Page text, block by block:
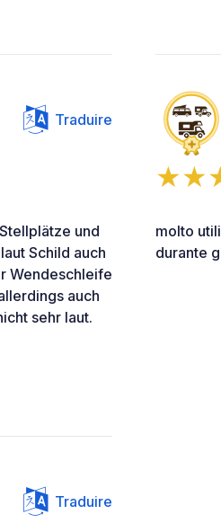
Traduire
und
Schild auch
Wendeschleife
auch
sehr laut.
molto
durante
Traduire